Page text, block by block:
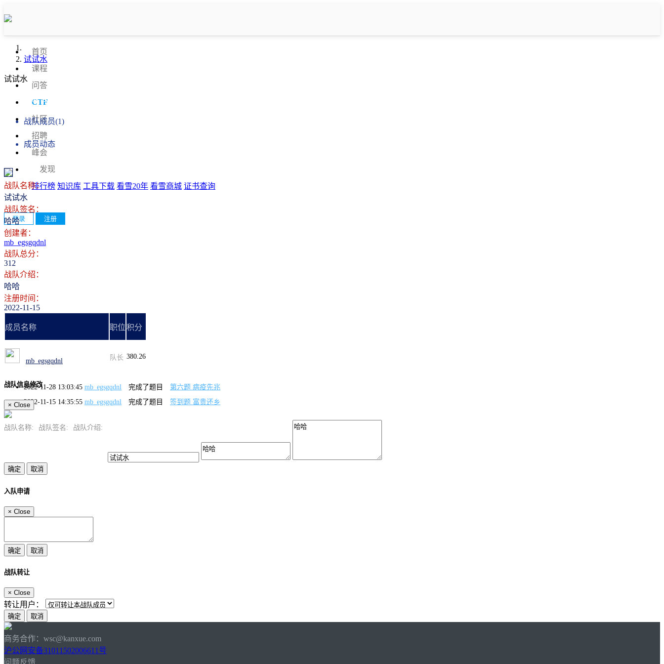
首页
课程
问答
CTF
社区
招聘
峰会
发现
排行榜 知识库 工具下载 看雪20年 看雪商城 证书查询
登录 注册
试试水
试试水
战队信息
战队成员(1)
成员动态
战队名称：
试试水
战队签名：
哈哈
创建者：
mb_egsgqdnl
战队总分：
312
战队介绍：
哈哈
注册时间：
2022-11-15
成员名称 职位积分
mb_egsgqdnl 队长 380.26
2022-11-28 13:03:45 mb_egsgqdnl 完成了题目
第六题 病疫先兆
2022-11-15 14:35:55 mb_egsgqdnl 完成了题目 签到题 富贵还乡
战队信息修改
× Close
战队名称: 战队签名: 战队介绍:
入队申请
× Close
战队转让
× Close
转让用户：
商务合作：wsc@kanxue.com
沪公网安备31011502006611号
问题反馈